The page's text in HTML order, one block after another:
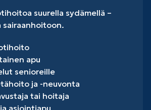
suurella sydämellä –
sairaanhoitoon.
apu
senioreille
ja -neuvonta
tai hoitaja